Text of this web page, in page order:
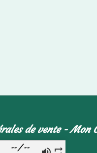
de vente Mon
-- /--